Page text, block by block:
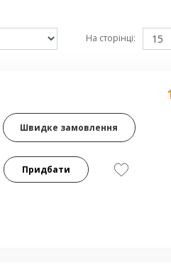
На сторінці:
Швидке замовлення
Придбати